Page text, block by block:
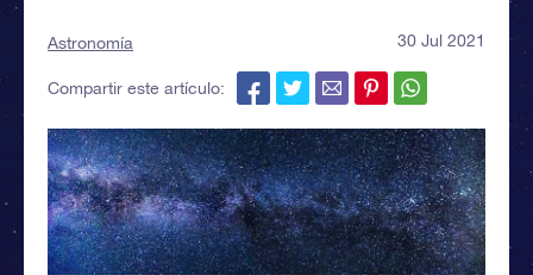
Astronomía 30 Jul 2021
Compartir este artículo: